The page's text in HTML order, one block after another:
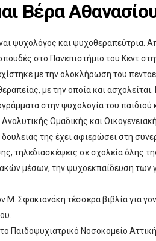
Βέρα
ψυχολόγος και ψυχοθεραπεύτρια.
στο Πανεπιστήμιο του Κεντ
με την ολοκλήρωση του
με την οποία και
στην ψυχολογία του
Αναλυτικής Ομαδικής και
της έχει αφιερώσει στη
τηλεδιασκέψεις σε σχολεία όλης
μέσων, την ψυχοεκπαίδευση των
Μ. Σφακιανάκη τέσσερα βιβλία για
Παιδοψυχιατρικό Νοσοκομείο